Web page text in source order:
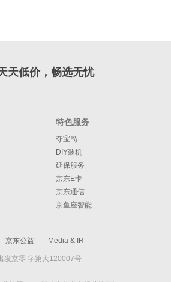
天低价，畅选无忧
特色服务
夺宝岛
DIY装机
延保服务
京东E卡
京东通信
京鱼座智能
京东公益 Media & IR
发京零 字第大120007号